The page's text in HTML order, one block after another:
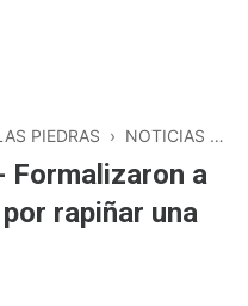
PIEDRAS › NOTICIAS ›
Formalizaron a
rapiñar una